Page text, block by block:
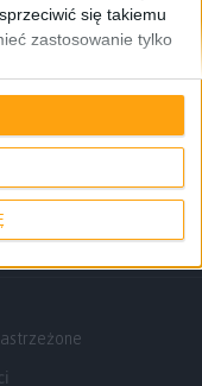
się takiemu
zastosowanie tylko
S w wersji